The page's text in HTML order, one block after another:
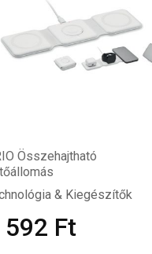
Összehajtható
& Kiegészítők
592 Ft